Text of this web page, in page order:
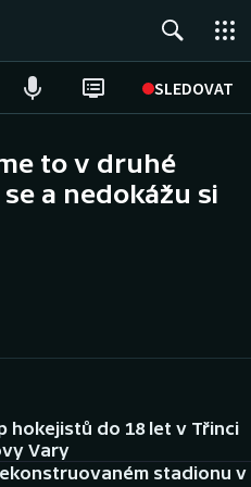
SLEDOVAT
to v druhé
a nedokážu si
hokejistů do 18 let v Třinci
Vary
stadionu v